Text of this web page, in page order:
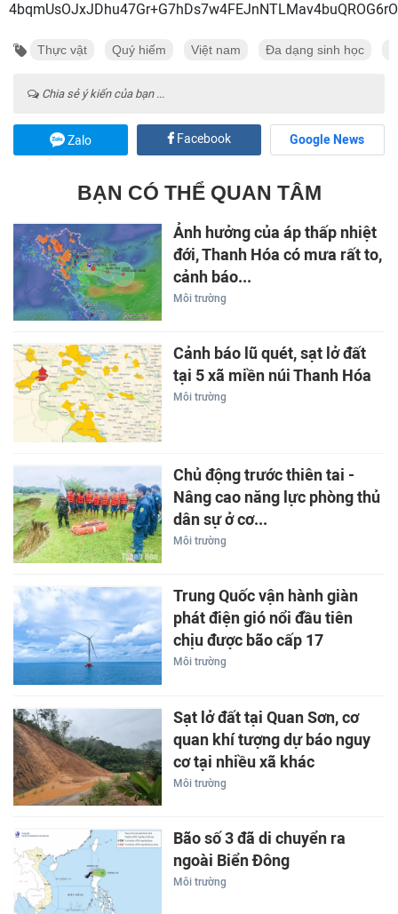
Thực vật Quý hiếm Việt nam Đa dạng sinh học
Chia sẻ ý kiến của bạn ...
Zalo Facebook Google News
BẠN CÓ THỂ QUAN TÂM
Ảnh hưởng của áp thấp nhiệt
đới, Thanh Hóa có mưa rất to,
cảnh báo...
Môi trường
Cảnh báo lũ quét, sạt lở đất
tại 5 xã miền núi Thanh Hóa
Môi trường
Chủ động trước thiên tai -
Nâng cao năng lực phòng thủ
dân sự ở cơ...
Môi trường
Trung Quốc vận hành giàn
phát điện gió nổi đầu tiên
chịu được bão cấp 17
Môi trường
Sạt lở đất tại Quan Sơn, cơ
quan khí tượng dự báo nguy
cơ tại nhiều xã khác
Môi trường
Bão số 3 đã di chuyển ra
ngoài Biển Đông
Môi trường